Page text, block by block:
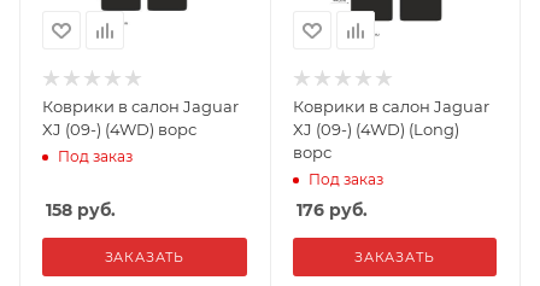
Коврики в салон Jaguar
XJ (09-) (4WD) ворс
Под заказ
158 руб.
ЗАКАЗАТЬ
Коврики в салон Jaguar
XJ (09-) (4WD) (Long)
ворс
Под заказ
176руб.
ЗАКАЗАТЬ